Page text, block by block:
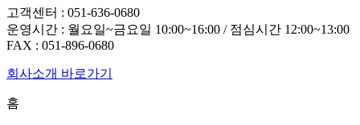
고객센터 : 051-636-0680
운영시간 : 월요일~금요일 10:00~16:00 / 점심시간 12:00~13:00
FAX : 051-896-0680
회사소개 바로가기
홈